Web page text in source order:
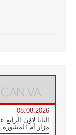
08.08.2026
البابا لاوُن
مزار أم المشورة